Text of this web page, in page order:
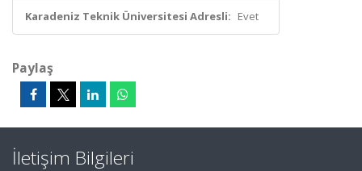
Karadeniz Teknik Üniversitesi Adresli: Evet
Paylaş
İletişim Bilgileri